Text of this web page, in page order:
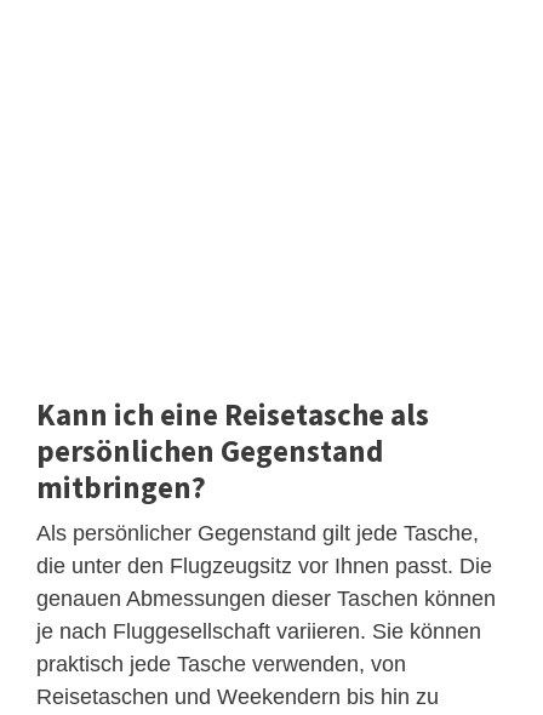
Kann ich eine Reisetasche als
persönlichen Gegenstand
mitbringen?
Als persönlicher Gegenstand gilt jede Tasche,
die unter den Flugzeugsitz vor Ihnen passt. Die
genauen Abmessungen dieser Taschen können
je nach Fluggesellschaft variieren. Sie können
praktisch jede Tasche verwenden, von
Reisetaschen und Weekendern bis hin zu